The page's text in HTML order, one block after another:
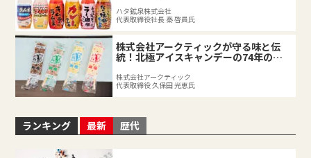
ハタ鉱泉株式会社
代表取締役社長 秦 啓員氏
株式会社アークティックが守る味と伝
統！北極アイスキャンデーの74年の軌
株式会社アークティック
代表取締役 久保田 光恵氏
ランキング 最新 歴代